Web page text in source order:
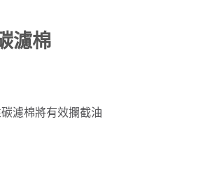
濾棉
濾棉將有效攔截油